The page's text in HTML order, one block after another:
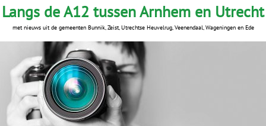
Langs de A12 tussen Arnhem en Utrecht
met nieuws uit de gemeenten Bunnik, Zeist, Utrechtse Heuvelrug, Veenendaal, Wageningen en Ede